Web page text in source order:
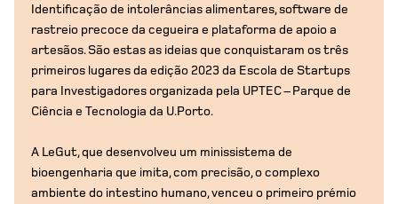
Identificação de intolerâncias alimentares, software de
rastreio precoce da cegueira e plataforma de apoio a
artesãos. São estas as ideias que conquistaram os três
primeiros lugares da edição 2023 da Escola de Startups
para Investigadores organizada pela UPTEC – Parque de
Ciência e Tecnologia da U.Porto.
A LeGut, que desenvolveu um minissistema de
bioengenharia que imita, com precisão, o complexo
ambiente do intestino humano, venceu o primeiro prémio